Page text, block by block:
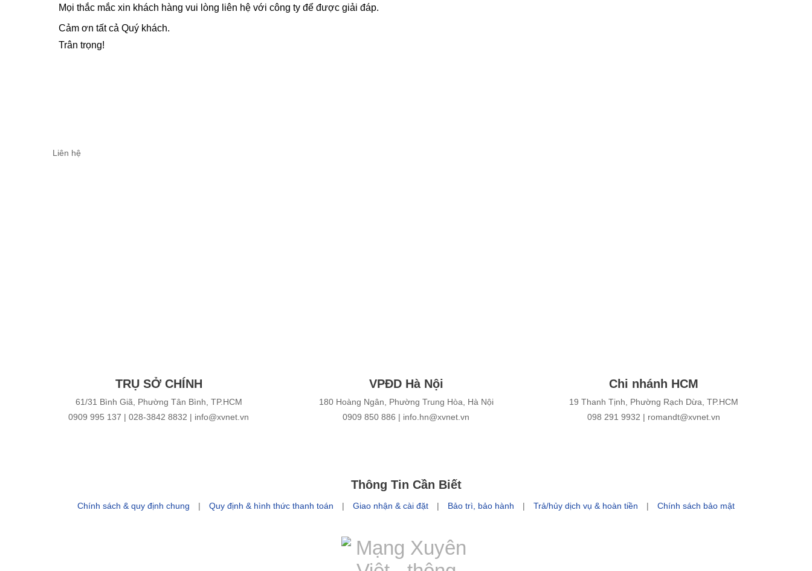
Mọi thắc mắc xin khách hàng vui lòng liên hệ với công ty để được giải đáp.
Cảm ơn tất cả Quý khách.
Trân trọng!
Liên hệ
TRỤ SỞ CHÍNH
61/31 Bình Giã, Phường Tân Bình, TP.HCM
0909 995 137 | 028-3842 8832 | info@xvnet.vn
VPĐD Hà Nội
180 Hoàng Ngân, Phường Trung Hòa, Hà Nội
‎‎0909 850 886 | info.hn@xvnet.vn
Chi nhánh HCM
19 Thanh Tịnh, Phường Rạch Dừa, TP.HCM
‎098 291 9932 | romandt@xvnet.vn
Thông Tin Cần Biết
Chính sách & quy định chung | Quy định & hình thức thanh toán | Giao nhận & cài đặt | Bảo trì, bảo hành | Trả/hủy dịch vụ & hoàn tiền | Chính sách bảo mật